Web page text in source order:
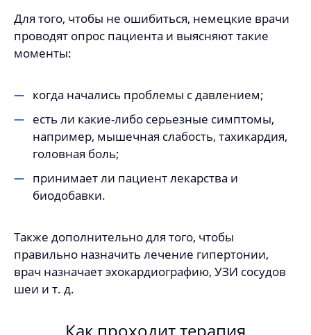
Для того, чтобы не ошибиться, немецкие врачи
проводят опрос пациента и выясняют такие
моменты:
когда начались проблемы с давлением;
есть ли какие-либо серьезные симптомы,
например, мышечная слабость, тахикардия,
головная боль;
принимает ли пациент лекарства и
биодобавки.
Также дополнительно для того, чтобы
правильно назначить лечение гипертонии,
врач назначает эхокардиографию, УЗИ сосудов
шеи и т. д.